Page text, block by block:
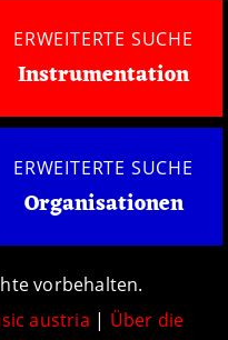
ERWEITERTE SUCHE
Instrumentation
ERWEITERTE SUCHE
Organisationen
vorbehalten.
austria | Über die